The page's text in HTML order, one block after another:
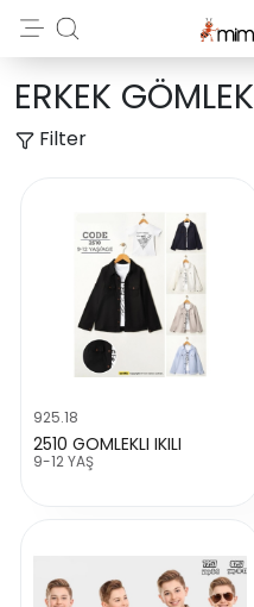
ERKEK GÖMLEK
Filter
925.18
2510 GOMLEKLI IKILI
9-12 YAŞ